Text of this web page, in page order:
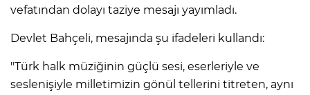
vefatından dolayı taziye mesajı yayımladı.
Devlet Bahçeli, mesajında şu ifadeleri kullandı:
"Türk halk müziğinin güçlü sesi, eserleriyle ve
seslenişiyle milletimizin gönül tellerini titreten, aynı